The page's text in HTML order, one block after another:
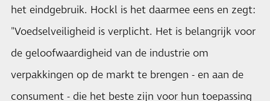
het eindgebruik. Hockl is het daarmee eens en zegt:
"Voedselveiligheid is verplicht. Het is belangrijk voor
de geloofwaardigheid van de industrie om
verpakkingen op de markt te brengen - en aan de
consument - die het beste zijn voor hun toepassing